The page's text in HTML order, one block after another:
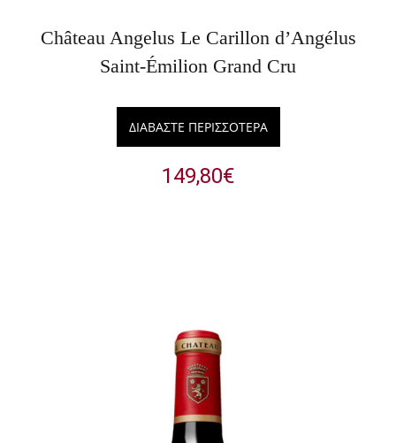
Château Angelus Le Carillon d’Angélus
Saint-Émilion Grand Cru
ΔΙΑΒΆΣΤΕ ΠΕΡΙΣΣΌΤΕΡΑ
149,80€